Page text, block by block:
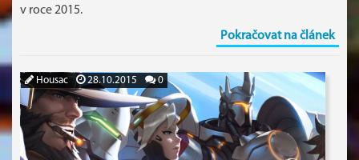
v roce 2015.
Pokračovat na článek
Housac 28.10.2015 0